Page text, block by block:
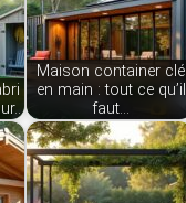
Maison container clé
en main : tout ce qu’il
faut…